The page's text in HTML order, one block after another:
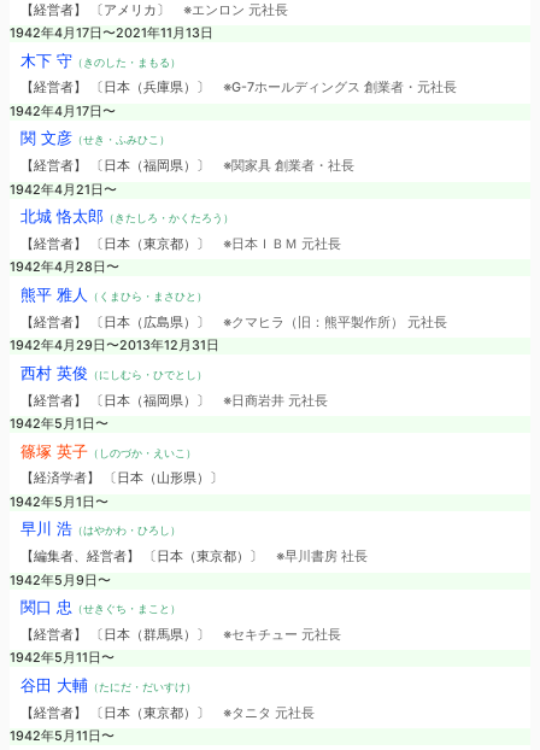
【経営者】 〔アメリカ〕 ※エンロン 元社長
1942年4月17日〜2021年11月13日
木下 守（きのした・まもる）
【経営者】 〔日本（兵庫県）〕 ※G-7ホールディングス 創業者・元社長
1942年4月17日〜
関 文彦（せき・ふみひこ）
【経営者】 〔日本（福岡県）〕 ※関家具 創業者・社長
1942年4月21日〜
北城 恪太郎（きたしろ・かくたろう）
【経営者】 〔日本（東京都）〕 ※日本ＩＢＭ 元社長
1942年4月28日〜
熊平 雅人 （くまひら・まさひと）
【経営者】 〔日本（広島県）〕 ※クマヒラ（旧：熊平製作所） 元社長
1942年4月29日〜2013年12月31日
西村 英俊 （にしむら・ひでとし）
【経営者】 〔日本（福岡県）〕 ※日商岩井 元社長
1942年5月1日〜
篠塚 英子（しのづか・えいこ）
【経済学者】 〔日本（山形県）〕
1942年5月1日〜
早川 浩（はやかわ・ひろし）
【編集者、経営者】 〔日本（東京都）〕 ※早川書房 社長
1942年5月9日〜
関口 忠 （せきぐち・まこと）
【経営者】 〔日本（群馬県）〕 ※セキチュー 元社長
1942年5月11日〜
谷田 大輔 （たにだ・だいすけ）
【経営者】 〔日本（東京都）〕 ※タニタ 元社長
1942年5月11日〜